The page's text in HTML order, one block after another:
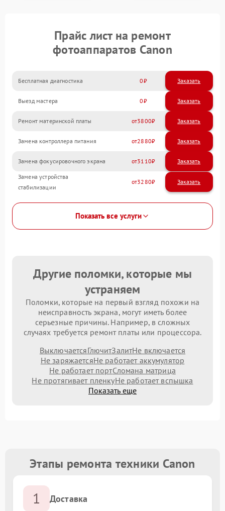
Прайс лист на ремонт
фотоаппаратов Canon
Бесплатная диагностика 0 Заказать
Выезд мастера 0 Заказать
Ремонт материнской платы 3800
Замена контроллера питания 2880
Замена фокусировочного экрана 3110
Замена устройства
стабилизации
3280
Показать все услуги
Другие поломки, которые мы
устраняем
Поломки, которые на первый взгляд похожи на
неисправность экрана, могут иметь более
серьезные причины. Например, в сложных
случаях требуется ремонт платы или процессора.
ВыключаетсяГлючитЗалитНе включается
Не заряжаетсяНе работает аккумулятор
Не работает портСломана матрица
Не протягивает пленкуНе работает вспышка
Показать еще
Этапы ремонта техники Canon
1 Доставка